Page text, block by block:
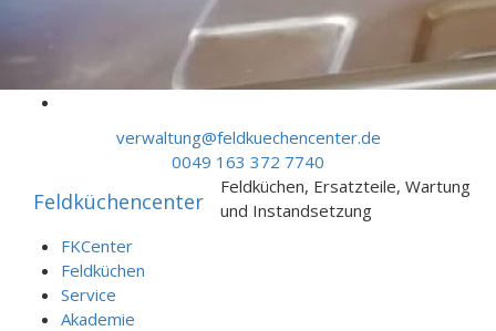
verwaltung@feldkuechencenter.de
0049 163 372 7740
Feldküchencenter
Feldküchen, Ersatzteile, Wartung
und Instandsetzung
FKCenter
Feldküchen
Service
Akademie